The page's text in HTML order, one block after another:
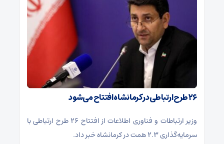
۲۶ طرح ارتباطی در کرمانشاه افتتاح می‌شود
وزیر ارتباطات و فناوری اطلاعات از افتتاح ۲۶ طرح ارتباطی با
سرمایه‌گذاری ۲.۳ همت در کرمانشاه خبر داد.